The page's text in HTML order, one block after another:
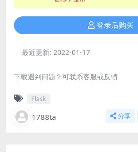
登录后购买
最近更新: 2022-01-17
下载遇到问题？可联系客服或反馈
Flask
1788ta 分享